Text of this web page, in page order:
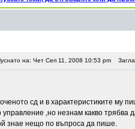
на: Чет Сеп 11, 2008 10:53 pm
сд и в характеристиките му
,но незнам какво трябва
знае нещо по въпроса да пише.